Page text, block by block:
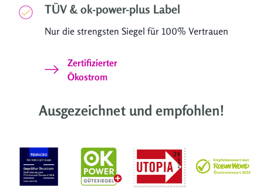
TÜV & ok-power-plus Label
Nur die strengsten Siegel für 100% Vertrauen
Zertifizierter
Ökostrom
Ausgezeichnet und empfohlen!